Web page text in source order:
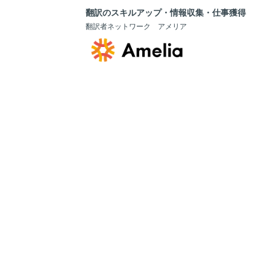
翻訳のスキルアップ・情報収集・仕事獲得
翻訳者ネットワーク アメリア